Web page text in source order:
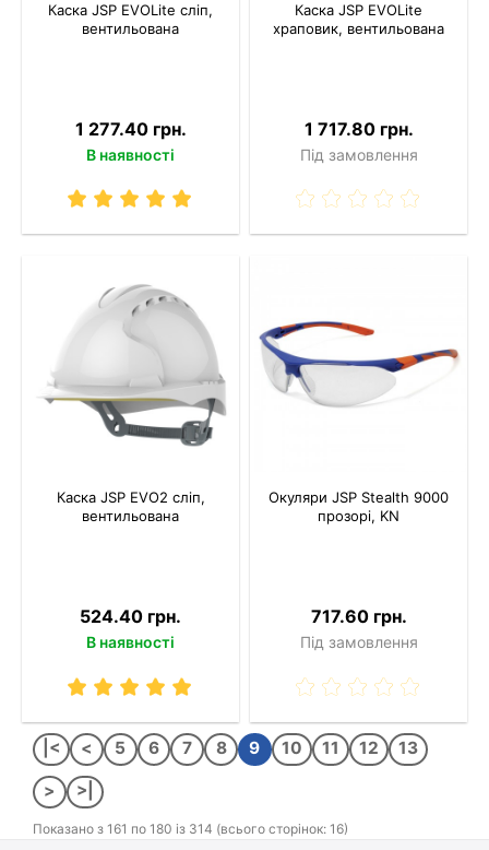
Каска JSP EVOLite сліп,
вентильована
1 277.40 грн.
В наявності
Каска JSP EVOLite
храповик, вентильована
1 717.80 грн.
Під замовлення
Каска JSP EVO2 сліп,
вентильована
524.40 грн.
В наявності
Окуляри JSP Stealth 9000
прозорі, KN
717.60 грн.
Під замовлення
|< < 5 6 7 8 9 10 11 12 13
> >|
Показано з 161 по 180 із 314 (всього сторінок: 16)